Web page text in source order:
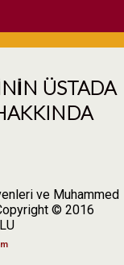
ÜSTADA
ve Muhammed
© 2016